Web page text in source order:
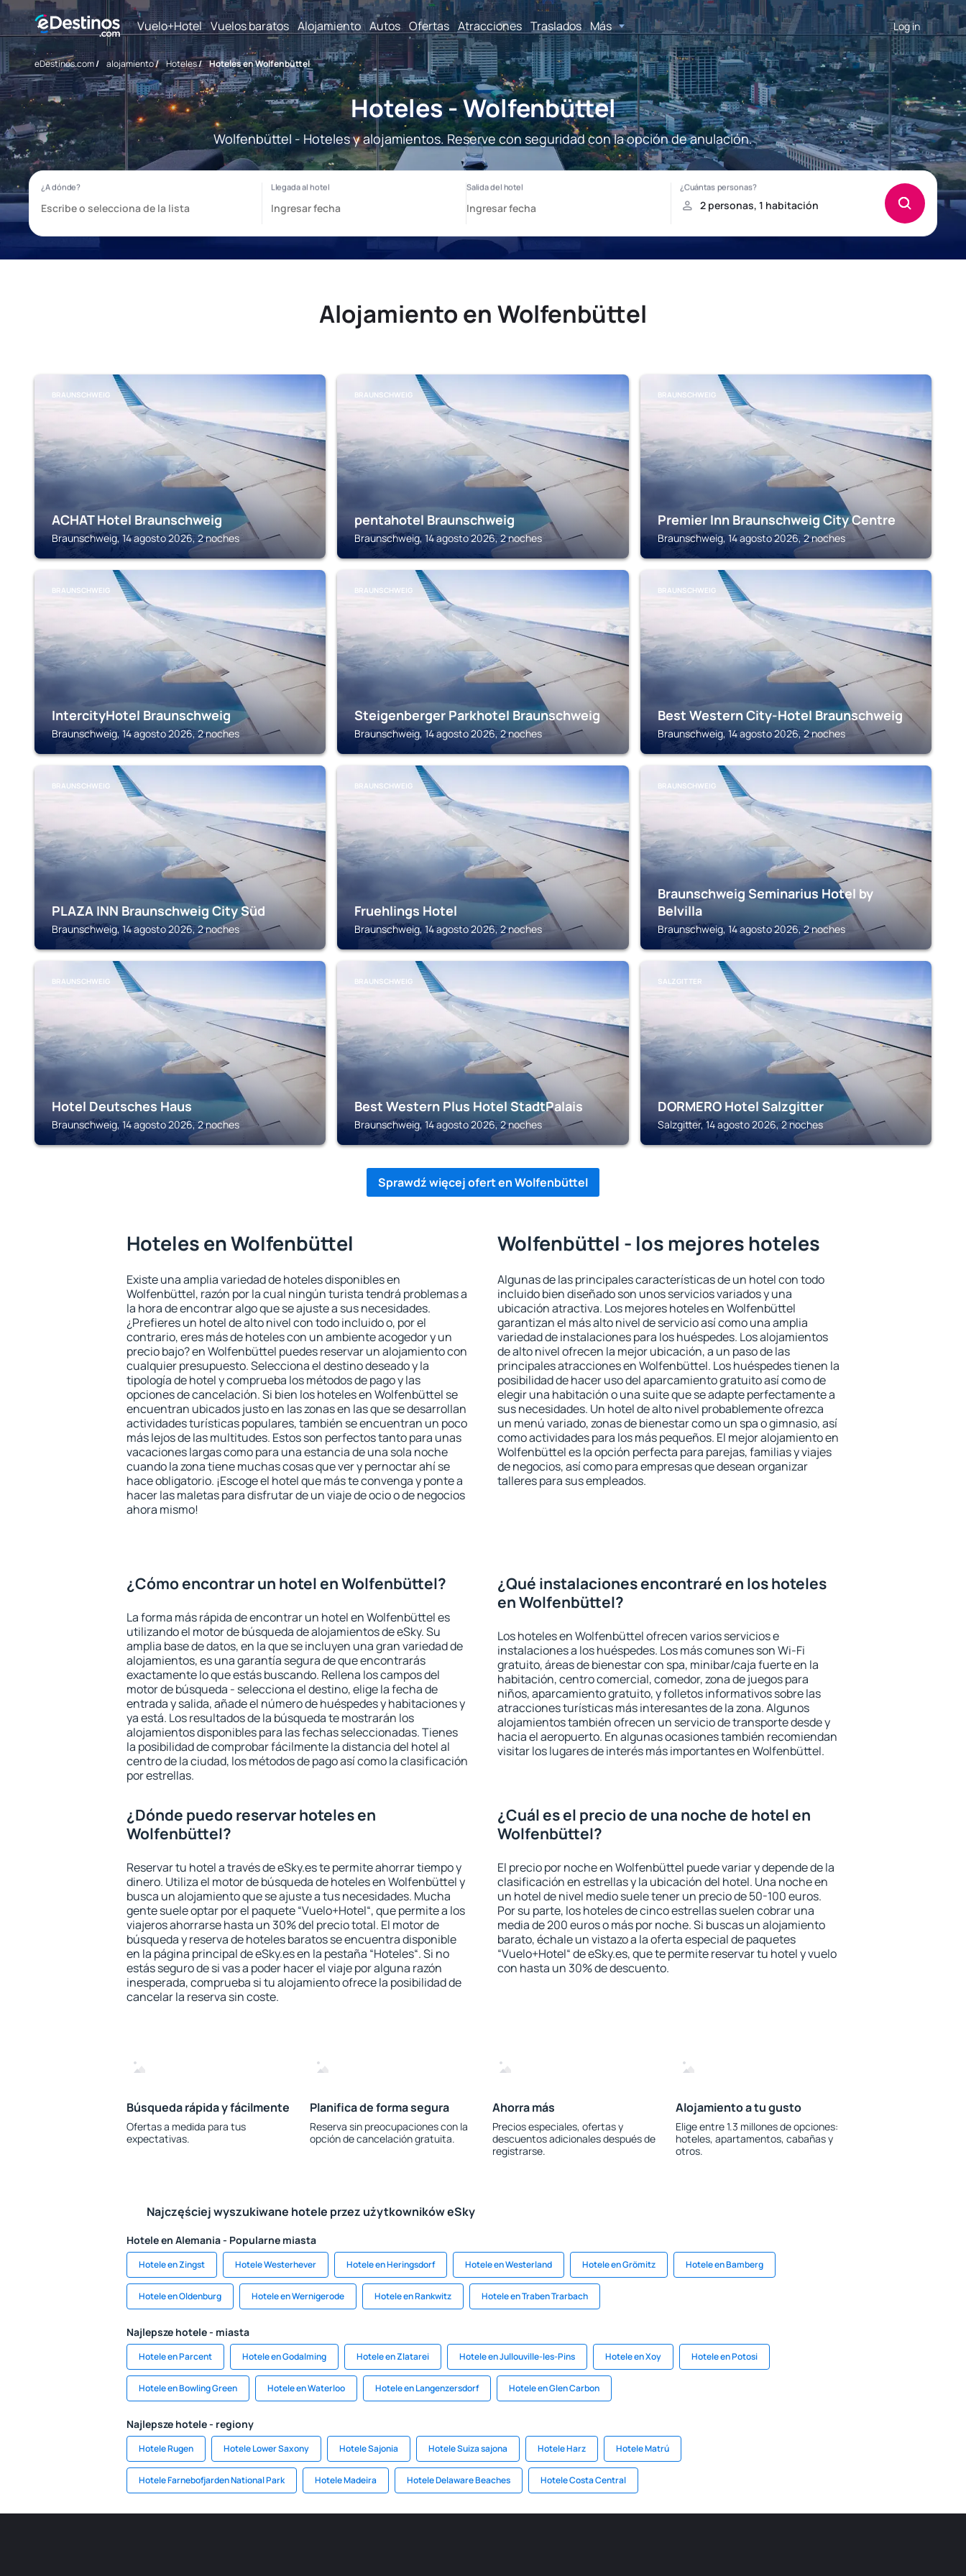
Vuelo+Hotel Vuelos baratos Alojamiento Autos Ofertas Atracciones Traslados Más Log in
eDestinos.com/ alojamiento/ Hoteles/ Hoteles en Wolfenbüttel
Hoteles - Wolfenbüttel
Wolfenbüttel - Hoteles y alojamientos. Reserve con seguridad con la opción de anulación.
Alojamiento en Wolfenbüttel
BRAUNSCHWEIG
ACHAT Hotel Braunschweig
Braunschweig, 14 agosto 2026, 2 noches
BRAUNSCHWEIG
pentahotel Braunschweig
Braunschweig, 14 agosto 2026, 2 noches
BRAUNSCHWEIG
Premier Inn Braunschweig City Centre
Braunschweig, 14 agosto 2026, 2 noches
BRAUNSCHWEIG
IntercityHotel Braunschweig
Braunschweig, 14 agosto 2026, 2 noches
BRAUNSCHWEIG
Steigenberger Parkhotel Braunschweig
Braunschweig, 14 agosto 2026, 2 noches
BRAUNSCHWEIG
Best Western City-Hotel Braunschweig
Braunschweig, 14 agosto 2026, 2 noches
BRAUNSCHWEIG
PLAZA INN Braunschweig City Süd
Braunschweig, 14 agosto 2026, 2 noches
BRAUNSCHWEIG
Fruehlings Hotel
Braunschweig, 14 agosto 2026, 2 noches
BRAUNSCHWEIG
Braunschweig Seminarius Hotel by
Belvilla
Braunschweig, 14 agosto 2026, 2 noches
BRAUNSCHWEIG
Hotel Deutsches Haus
Braunschweig, 14 agosto 2026, 2 noches
BRAUNSCHWEIG
Best Western Plus Hotel StadtPalais
Braunschweig, 14 agosto 2026, 2 noches
SALZGITTER
DORMERO Hotel Salzgitter
Salzgitter, 14 agosto 2026, 2 noches
Sprawdź więcej ofert en Wolfenbüttel
Hoteles en Wolfenbüttel
Existe una amplia variedad de hoteles disponibles en
Wolfenbüttel, razón por la cual ningún turista tendrá problemas a
la hora de encontrar algo que se ajuste a sus necesidades.
¿Prefieres un hotel de alto nivel con todo incluido o, por el
contrario, eres más de hoteles con un ambiente acogedor y un
precio bajo? en Wolfenbüttel puedes reservar un alojamiento con
cualquier presupuesto. Selecciona el destino deseado y la
tipología de hotel y comprueba los métodos de pago y las
opciones de cancelación. Si bien los hoteles en Wolfenbüttel se
encuentran ubicados justo en las zonas en las que se desarrollan
actividades turísticas populares, también se encuentran un poco
más lejos de las multitudes. Estos son perfectos tanto para unas
vacaciones largas como para una estancia de una sola noche
cuando la zona tiene muchas cosas que ver y pernoctar ahí se
hace obligatorio. ¡Escoge el hotel que más te convenga y ponte a
hacer las maletas para disfrutar de un viaje de ocio o de negocios
ahora mismo!
Wolfenbüttel - los mejores hoteles
Algunas de las principales características de un hotel con todo
incluido bien diseñado son unos servicios variados y una
ubicación atractiva. Los mejores hoteles en Wolfenbüttel
garantizan el más alto nivel de servicio así como una amplia
variedad de instalaciones para los huéspedes. Los alojamientos
de alto nivel ofrecen la mejor ubicación, a un paso de las
principales atracciones en Wolfenbüttel. Los huéspedes tienen la
posibilidad de hacer uso del aparcamiento gratuito así como de
elegir una habitación o una suite que se adapte perfectamente a
sus necesidades. Un hotel de alto nivel probablemente ofrezca
un menú variado, zonas de bienestar como un spa o gimnasio, así
como actividades para los más pequeños. El mejor alojamiento en
Wolfenbüttel es la opción perfecta para parejas, familias y viajes
de negocios, así como para empresas que desean organizar
talleres para sus empleados.
¿Cómo encontrar un hotel en Wolfenbüttel?
La forma más rápida de encontrar un hotel en Wolfenbüttel es
utilizando el motor de búsqueda de alojamientos de eSky. Su
amplia base de datos, en la que se incluyen una gran variedad de
alojamientos, es una garantía segura de que encontrarás
exactamente lo que estás buscando. Rellena los campos del
motor de búsqueda - selecciona el destino, elige la fecha de
entrada y salida, añade el número de huéspedes y habitaciones y
ya está. Los resultados de la búsqueda te mostrarán los
alojamientos disponibles para las fechas seleccionadas. Tienes
la posibilidad de comprobar fácilmente la distancia del hotel al
centro de la ciudad, los métodos de pago así como la clasificación
por estrellas.
¿Qué instalaciones encontraré en los hoteles
en Wolfenbüttel?
Los hoteles en Wolfenbüttel ofrecen varios servicios e
instalaciones a los huéspedes. Los más comunes son Wi-Fi
gratuito, áreas de bienestar con spa, minibar/caja fuerte en la
habitación, centro comercial, comedor, zona de juegos para
niños, aparcamiento gratuito, y folletos informativos sobre las
atracciones turísticas más interesantes de la zona. Algunos
alojamientos también ofrecen un servicio de transporte desde y
hacia el aeropuerto. En algunas ocasiones también recomiendan
visitar los lugares de interés más importantes en Wolfenbüttel.
¿Dónde puedo reservar hoteles en
Wolfenbüttel?
Reservar tu hotel a través de eSky.es te permite ahorrar tiempo y
dinero. Utiliza el motor de búsqueda de hoteles en Wolfenbüttel y
busca un alojamiento que se ajuste a tus necesidades. Mucha
gente suele optar por el paquete “Vuelo+Hotel“, que permite a los
viajeros ahorrarse hasta un 30% del precio total. El motor de
búsqueda y reserva de hoteles baratos se encuentra disponible
en la página principal de eSky.es en la pestaña “Hoteles“. Si no
estás seguro de si vas a poder hacer el viaje por alguna razón
inesperada, comprueba si tu alojamiento ofrece la posibilidad de
cancelar la reserva sin coste.
¿Cuál es el precio de una noche de hotel en
Wolfenbüttel?
El precio por noche en Wolfenbüttel puede variar y depende de la
clasificación en estrellas y la ubicación del hotel. Una noche en
un hotel de nivel medio suele tener un precio de 50-100 euros.
Por su parte, los hoteles de cinco estrellas suelen cobrar una
media de 200 euros o más por noche. Si buscas un alojamiento
barato, échale un vistazo a la oferta especial de paquetes
“Vuelo+Hotel“ de eSky.es, que te permite reservar tu hotel y vuelo
con hasta un 30% de descuento.
Búsqueda rápida y fácilmente
Ofertas a medida para tus
expectativas.
Planifica de forma segura
Reserva sin preocupaciones con la
opción de cancelación gratuita.
Ahorra más
Precios especiales, ofertas y
descuentos adicionales después de
registrarse.
Alojamiento a tu gusto
Elige entre 1.3 millones de opciones:
hoteles, apartamentos, cabañas y
otros.
Najczęściej wyszukiwane hotele przez użytkowników eSky
Hotele en Alemania - Popularne miasta
Hotele en Zingst Hotele Westerhever Hotele en Heringsdorf Hotele en Westerland Hotele en Grömitz Hotele en Bamberg
Hotele en Oldenburg Hotele en Wernigerode Hotele en Rankwitz Hotele en Traben Trarbach
Najlepsze hotele - miasta
Hotele en Parcent Hotele en Godalming Hotele en Zlatarei Hotele en Jullouville-les-Pins Hotele en Xoy Hotele en Potosi
Hotele en Bowling Green Hotele en Waterloo Hotele en Langenzersdorf Hotele en Glen Carbon
Najlepsze hotele - regiony
Hotele Rugen Hotele Lower Saxony Hotele Sajonia Hotele Suiza sajona Hotele Harz Hotele Matrú
Hotele Farnebofjarden National Park Hotele Madeira Hotele Delaware Beaches Hotele Costa Central